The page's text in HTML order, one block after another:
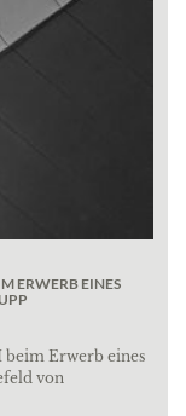
ERWERB EINES
beim Erwerb eines
von